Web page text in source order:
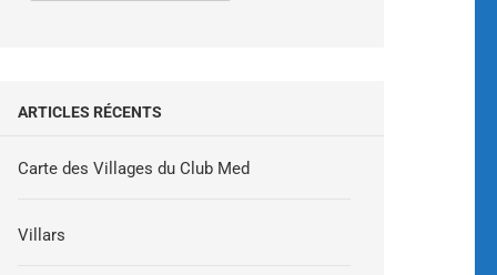
ARTICLES RÉCENTS
Carte des Villages du Club Med
Villars